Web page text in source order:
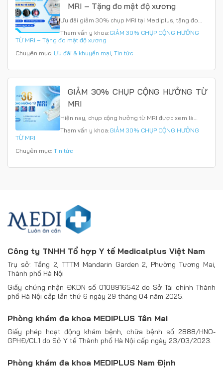
MRI – Tặng đo mật độ xương
Ưu đãi giảm 30% chụp MRI tại Mediplus, tặng đo…
Tham vấn y khoa:GIẢM 30% CHỤP CỘNG HƯỞNG
TỪ MRI – Tặng đo mật độ xương
Chuyên mục: Ưu đãi & khuyến mại Tin tức
GIẢM 30% CHỤP CỘNG HƯỞNG TỪ
MRI
Hiện nay, chụp cộng hưởng từ MRI được xem là…
Tham vấn y khoa:GIẢM 30% CHỤP CỘNG HƯỞNG
TỪ MRI
Chuyên mục: Tin tức
Công ty TNHH Tổ hợp Y tế Medicalplus Việt Nam
Trụ sở: Tầng 2, TTTM Mandarin Garden 2, Phường Tương Mai,
Thành phố Hà Nội
Giấy chứng nhận ĐKDN số 0108916542 do Sở Tài chính Thành
phố Hà Nội cấp lần thứ 6 ngày 29 tháng 04 năm 2025.
Phòng khám đa khoa MEDIPLUS Tân Mai
Giấy phép hoạt động khám bệnh, chữa bệnh số 2888/HNO-
GPHĐ/CL1 do Sở Y tế Thành phố Hà Nội cấp ngày 23/03/2023.
Phòng khám đa khoa MEDIPLUS Nam Định